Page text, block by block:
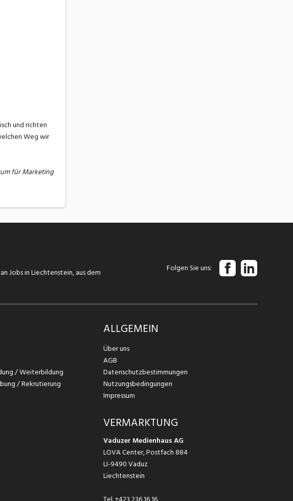
und richten
Weg wir
für Marketing
Jobs in Liechtenstein, aus dem
Folgen Sie uns
/ Weiterbildung
/ Rekrutierung
ALLGEMEIN
Über uns
AGB
Datenschutzbestimmungen
Nutzungsbedingungen
Impressum
VERMARKTUNG
Vaduzer Medienhaus AG
LOVA Center, Postfach 884
LI-9490 Vaduz
Liechtenstein